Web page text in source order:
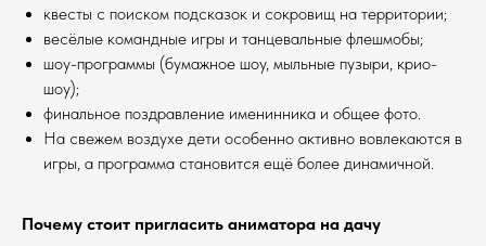
квесты с поиском подсказок и сокровищ на территории;
весёлые командные игры и танцевальные флешмобы;
шоу-программы (бумажное шоу, мыльные пузыри, крио-
шоу);
финальное поздравление именинника и общее фото.
На свежем воздухе дети особенно активно вовлекаются в
игры, а программа становится ещё более динамичной.
Почему стоит пригласить аниматора на дачу